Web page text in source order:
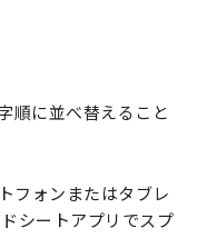
順に並べ替えること
フォンまたはタブレ
シートアプリでスプ